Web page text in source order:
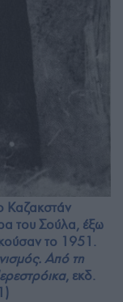
Καζακστάν
του Σούλα, έξω
το 1951.
Από τη
, εκδ.